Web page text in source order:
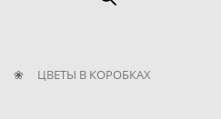
❀
ЦВЕТЫ В КОРОБКАХ